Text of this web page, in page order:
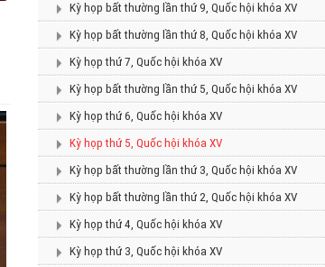
Kỳ họp bất thường lần thứ 9, Quốc hội khóa XV
Kỳ họp bất thường lần thứ 8, Quốc hội khóa XV
Kỳ họp thứ 7, Quốc hội khóa XV
Kỳ họp bất thường lần thứ 5, Quốc hội khóa XV
Kỳ họp thứ 6, Quốc hội khóa XV
Kỳ họp thứ 5, Quốc hội khóa XV
Kỳ họp bất thường lần thứ 3, Quốc hội khóa XV
Kỳ họp bất thường lần thứ 2, Quốc hội khóa XV
Kỳ họp thứ 4, Quốc hội khóa XV
Kỳ họp thứ 3, Quốc hội khóa XV